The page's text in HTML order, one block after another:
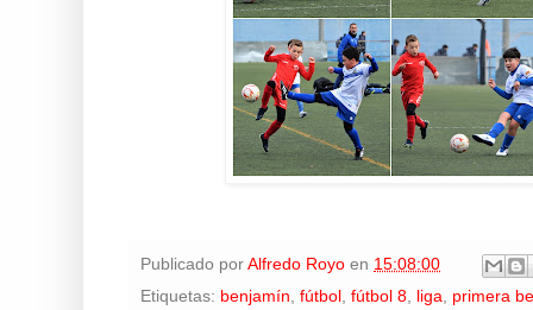
Publicado por Alfredo Royo en 15:08:00
Etiquetas: benjamín fútbol fútbol 8 liga
primera